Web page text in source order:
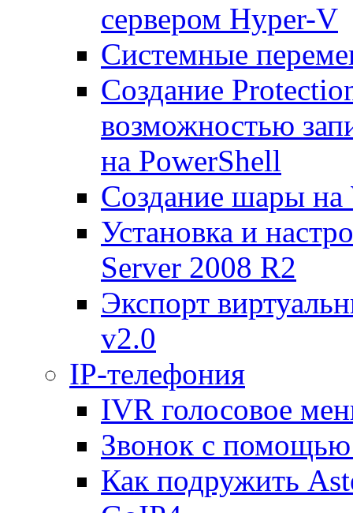
сервером Hyper-V
Системные
Создание
возможностью
на PowerShell
Создание шары на
Установка и
Server 2008 R2
Экспорт
v2.0
IP-телефония
IVR голосовое
Звонок с
Как подружить